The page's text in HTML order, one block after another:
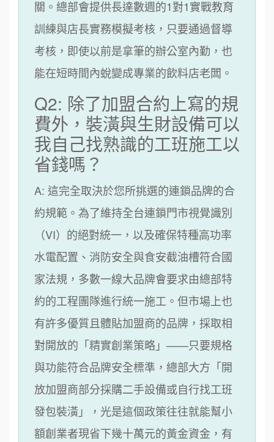
關。總部會提供長達數週的1對1實戰教育
訓練與店長實務模擬考核，只要通過督導
考核，即使以前是拿筆的辦公室內勤，也
能在短時間內蛻變成專業的飲料店老闆。
Q2: 除了加盟合約上寫的規
費外，裝潢與生財設備可以
我自己找熟識的工班施工以
省錢嗎？
A: 這完全取決於您所挑選的連鎖品牌的合
約規範。為了維持全台連鎖門市視覺識別
（VI）的絕對統一，以及確保特種高功率
水電配置、消防安全與食安截油槽符合國
家法規，多數一線大品牌會要求由總部特
約的工程團隊進行統一施工。但市場上也
有許多優質且體貼加盟商的品牌，採取相
對開放的「精實創業策略」——只要規格
與功能符合品牌安全標準，總部大方「開
放加盟商部分採購二手設備或自行找工班
發包裝潢」，光是這個政策往往就能幫小
額創業者現省下幾十萬元的黃金資金，有